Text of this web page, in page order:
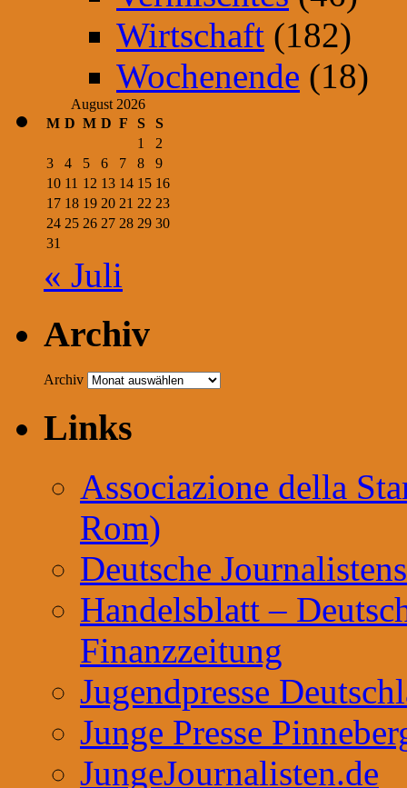
Wirtschaft (182)
Wochenende (18)
August 2026
M D M D F S
S
1
2
3
4 5 6 7 8
9
10 11 12 13 14 15 16
17 18 19 20 21 22 23
24 25 26 27 28 29 30
31
« Juli
Archiv
Archiv
Links
Associazione della
Rom)
Deutsche
Handelsblatt –
Finanzzeitung
Jugendpresse
Junge Presse
JungeJournalisten.de